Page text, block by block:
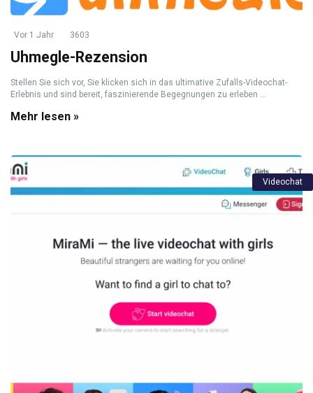
Vor 1 Jahr 3603
Uhmegle-Rezension
Stellen Sie sich vor, Sie klicken sich in das ultimative Zufalls-Videochat-
Erlebnis und sind bereit, faszinierende Begegnungen zu erleben …
Mehr lesen »
Videochat